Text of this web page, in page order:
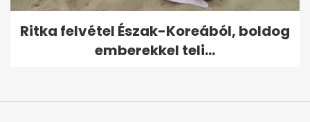
Ritka felvétel Észak-Koreából, boldog
emberekkel teli...